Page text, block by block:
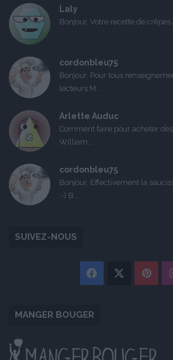
Laly
Bonjour, Votre recette de
cordonbleu75
Bonjour, Pour tous
lecteurs M...
Arlette Auduc
Comment faire pour acheter
William...
cordonbleu75
Bonjour, Effectivement la
:-) B...
SUIVEZ-NOUS
Facebook
MANGER BOUGER